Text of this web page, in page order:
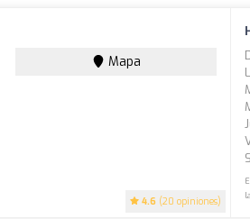
4.6 (20 opiniones)
Mapa